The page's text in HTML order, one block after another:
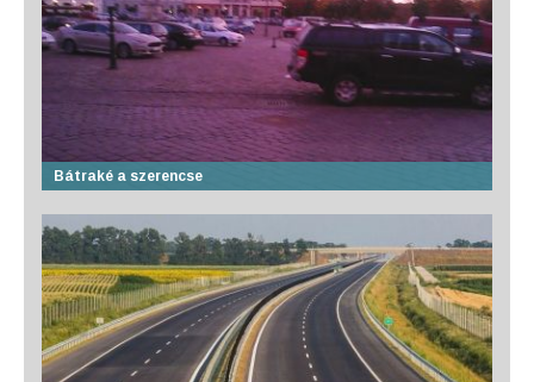
Bátraké a szerencse